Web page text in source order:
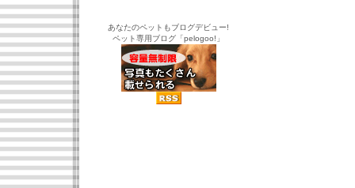
あなたのペットもブログデビュー!
ペット専用ブログ「pelogoo!」